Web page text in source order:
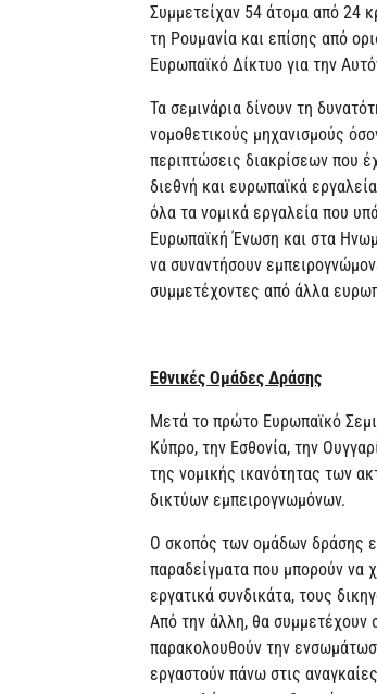
Συμμετείχαν 54 άτομα από 24
τη Ρουμανία και επίσης από
Ευρωπαϊκό Δίκτυο για την
Τα σεμινάρια δίνουν τη
νομοθετικούς μηχανισμούς
περιπτώσεις διακρίσεων που
διεθνή και ευρωπαϊκά
όλα τα νομικά εργαλεία που
Ευρωπαϊκή Ένωση και στα
να συναντήσουν
συμμετέχοντες από άλλα
Εθνικές Ομάδες Δράσης
Μετά το πρώτο Ευρωπαϊκό
Κύπρο, την Εσθονία, την
της νομικής ικανότητας των
δικτύων εμπειρογνωμόνων.
Ο σκοπός των ομάδων δράσης
παραδείγματα που μπορούν να
εργατικά συνδικάτα, τους
Από την άλλη, θα συμμετέχουν
παρακολουθούν την
εργαστούν πάνω στις